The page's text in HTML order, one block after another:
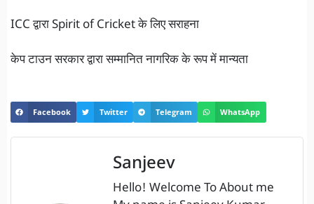
ICC द्वारा Spirit of Cricket के लिए सराहना
केप टाउन सरकार द्वारा सम्मानित नागरिक के रूप में मान्यता
Facebook Twitter Telegram WhatsApp
Sanjeev
Hello! Welcome To About me